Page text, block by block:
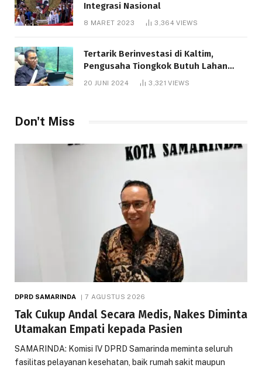
Integrasi Nasional
8 MARET 2023 3,364VIEWS
Tertarik Berinvestasi di Kaltim,
Pengusaha Tiongkok Butuh Lahan
1.000 Hektare
20 JUNI 2024 3,321VIEWS
Don't Miss
DPRD SAMARINDA 7 AGUSTUS 2026
Tak Cukup Andal Secara Medis, Nakes Diminta
Utamakan Empati kepada Pasien
SAMARINDA: Komisi IV DPRD Samarinda meminta seluruh
fasilitas pelayanan kesehatan, baik rumah sakit maupun